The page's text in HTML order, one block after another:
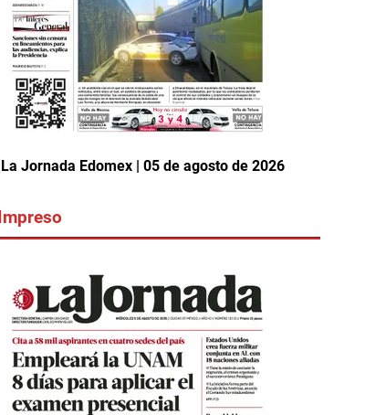
La Jornada Edomex | 05 de agosto de 2026
Impreso